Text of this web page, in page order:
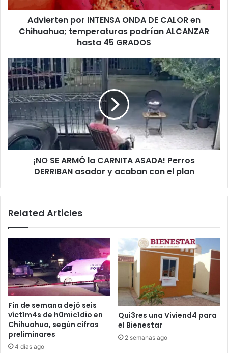
temperaturas
podrían
ALCANZAR
GRADOS
Advierten por INTENSA ONDA DE CALOR en
Chihuahua; temperaturas podrían ALCANZAR
hasta 45 GRADOS
¡NO
SE
ARMÓ
la
CARNITA
ASADA!
Perros
DERRIBAN
asador
¡NO SE ARMÓ la CARNITA ASADA! Perros
DERRIBAN asador y acaban con el plan
Related Articles
Fin de semana dejó seis
víct1m4s de h0mic1dio en
Chihuahua, según cifras
preliminares
4 días ago
Qui3res una Viviend4 para
el Bienestar
2 semanas ago